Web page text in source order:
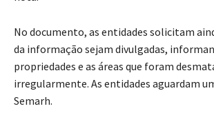
No documento, as entidades solicitam
da informação sejam divulgadas,
propriedades e as áreas que foram
irregularmente. As entidades aguardam
Semarh.